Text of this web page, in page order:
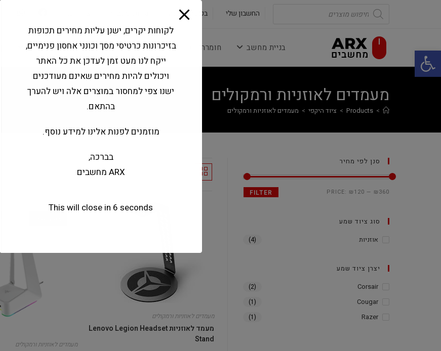
פתח סרגל נגישות
Products
search החשבון שלי בקשה להצעה
בניית מחשב חומרה ותוכנה ציוד היקפי מחשבים וטאבלטים
מעמדים לאוזניות ורמקולים
>
Products
> ציוד היקפי > מעמדים לאוזניות ורמקולים
סנן לפי מחיר
FILTER PRICE: ₪120 — ₪360
סוג ציוד שמע
אוזניות
(4)
יצרן ציוד שמע
Corsair
(2)
Cougar
(1)
Razer
(1)
Default sorting
מעמדים לאוזניות ורמקולים
מעמד לאוזניות Lenovo Legion Headset
Stand
מעמדים לאוזניות ורמקולים
לקוחות יקרים, ישנן עליות מחירים תכופות
בזיכרונות כרטיסי מסך וכונני אחסון פנימיים,
ייקח לנו מעט זמן לעדכן את כל האתר
ויכולים להיות מחירים שאינם מעודכנים
ישנו צפי למחסור במוצרים אלה ויש להערך
בהתאם.
מוזמנים לפנות אלינו למידע נוסף.
בברכה,
ARX מחשבים
This will close in 5 seconds